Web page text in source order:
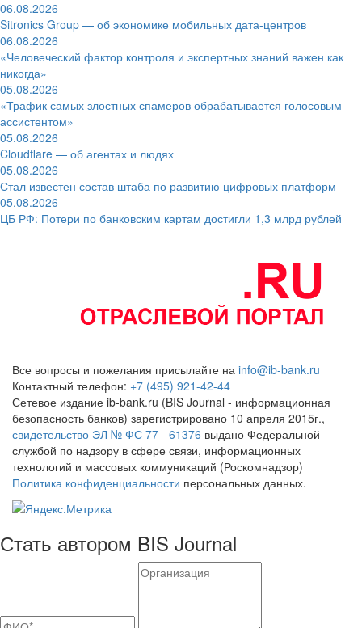
06.08.2026
Sitronics Group — об экономике мобильных дата-центров
06.08.2026
«Человеческий фактор контроля и экспертных знаний важен как
никогда»
05.08.2026
«Трафик самых злостных спамеров обрабатывается голосовым
ассистентом»
05.08.2026
Cloudflare — об агентах и людях
05.08.2026
Стал известен состав штаба по развитию цифровых платформ
05.08.2026
ЦБ РФ: Потери по банковским картам достигли 1,3 млрд рублей
Все вопросы и пожелания присылайте на info@ib-bank.ru
Контактный телефон: +7 (495) 921-42-44
Сетевое издание ib-bank.ru (BIS Journal - информационная
безопасность банков) зарегистрировано 10 апреля 2015г.,
свидетельство ЭЛ № ФС 77 - 61376 выдано Федеральной
службой по надзору в сфере связи, информационных
технологий и массовых коммуникаций (Роскомнадзор)
Политика конфиденциальности персональных данных.
Стать автором BIS Journal